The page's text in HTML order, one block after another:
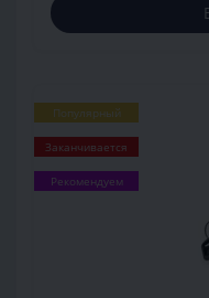
Популярный
Заканчивается
Рекомендуем